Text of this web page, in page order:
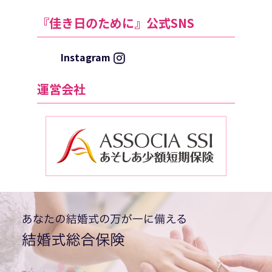
『佳き日のために』公式SNS
Instagram
運営会社